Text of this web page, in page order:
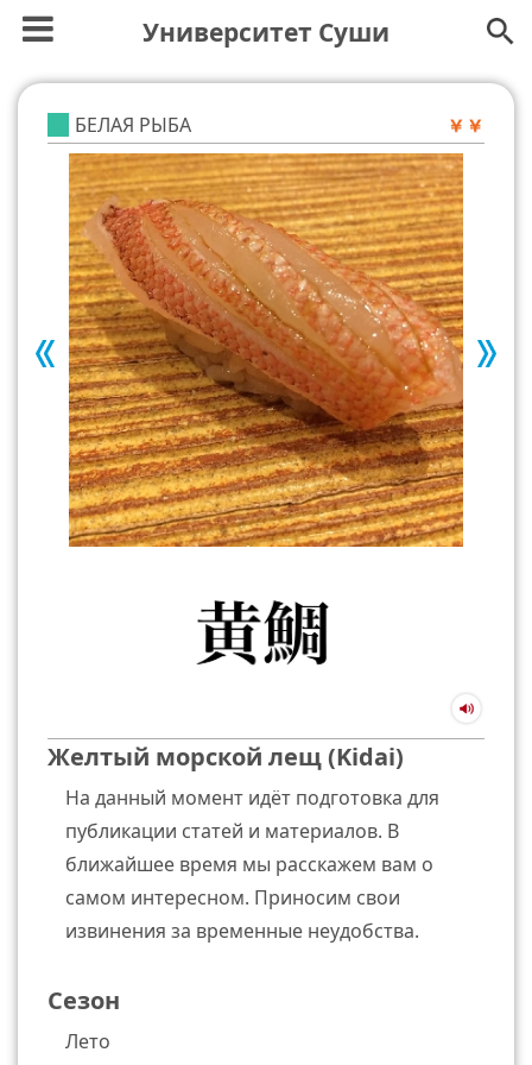
Университет Суши
БЕЛАЯ РЫБА
Желтый морской лещ (Kidai)
На данный момент идёт подготовка для
публикации статей и материалов. В
ближайшее время мы расскажем вам о
самом интересном. Приносим свои
извинения за временные неудобства.
Сезон
Лето